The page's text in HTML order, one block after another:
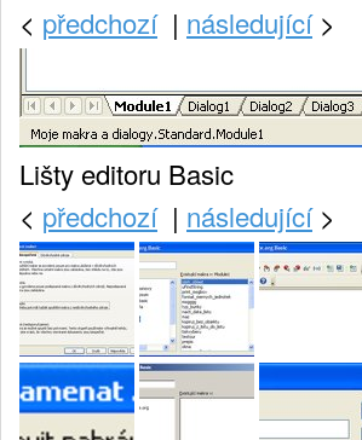
< předchozí| následující>
Lišty editoru Basic
< předchozí| následující>